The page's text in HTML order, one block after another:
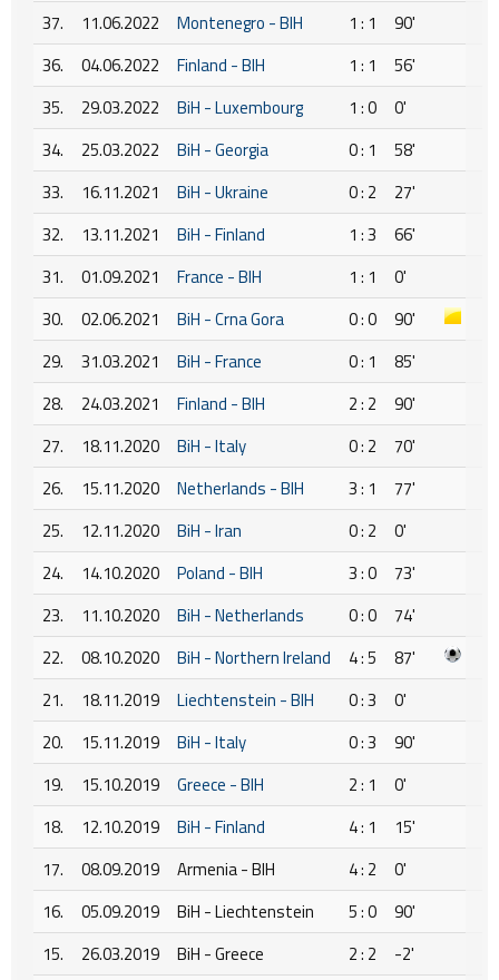
37.
11.06.2022 Montenegro - BIH 1 : 1
90'
36.
04.06.2022 Finland - BIH 1 : 1
56'
35.
29.03.2022 BiH - Luxembourg 1 : 0
0'
34.
25.03.2022 BiH - Georgia 0 : 1
58'
33.
16.11.2021 BiH - Ukraine 0 : 2
27'
32.
13.11.2021 BiH - Finland 1 : 3
66'
31.
01.09.2021 France - BIH 1 : 1
0'
30.
02.06.2021 BiH - Crna Gora 0 : 0
90'
29.
31.03.2021 BiH - France 0 : 1
85'
28.
24.03.2021 Finland - BIH 2 : 2
90'
27.
18.11.2020 BiH - Italy 0 : 2
70'
26.
15.11.2020 Netherlands - BIH 3 : 1
77'
25.
12.11.2020 BiH - Iran 0 : 2
0'
24.
14.10.2020 Poland - BIH 3 : 0
73'
23.
11.10.2020 BiH - Netherlands 0 : 0
74'
22.
08.10.2020 BiH - Northern Ireland 4 : 5
87'
21.
18.11.2019 Liechtenstein - BIH 0 : 3
0'
20.
15.11.2019 BiH - Italy 0 : 3
90'
19.
15.10.2019 Greece - BIH 2 : 1
0'
18.
12.10.2019 BiH - Finland 4 : 1
15'
17.
08.09.2019 Armenia - BIH 4 : 2
0'
16.
05.09.2019 BiH - Liechtenstein 5 : 0
90'
15.
26.03.2019 BiH - Greece 2 : 2
-2'